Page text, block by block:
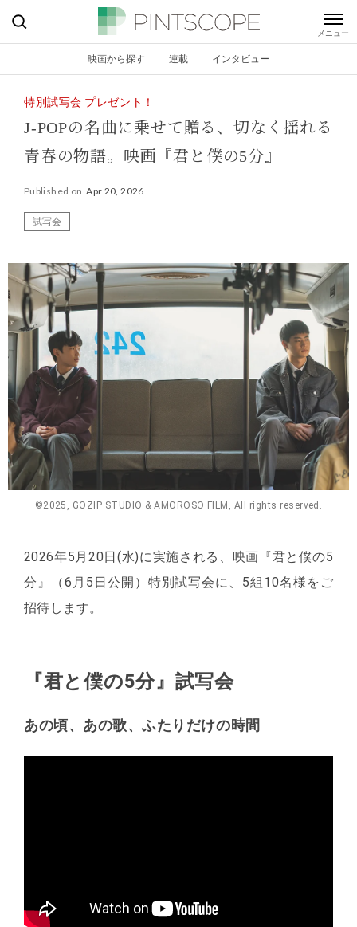
映画から探す 連載 インタビュー
特別試写会 プレゼント！
J-POPの名曲に乗せて贈る、切なく揺れる
青春の物語。映画『君と僕の5分』
Published on Apr 20, 2026
試写会
©2025, GOZIP STUDIO & AMOROSO FILM, All rights reserved.
2026年5月20日(水)に実施される、映画『君と僕の5
分』（6月5日公開）特別試写会に、5組10名様をご
招待します。
『君と僕の5分』試写会
あの頃、あの歌、ふたりだけの時間